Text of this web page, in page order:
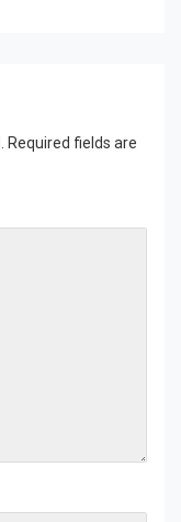
Required fields are